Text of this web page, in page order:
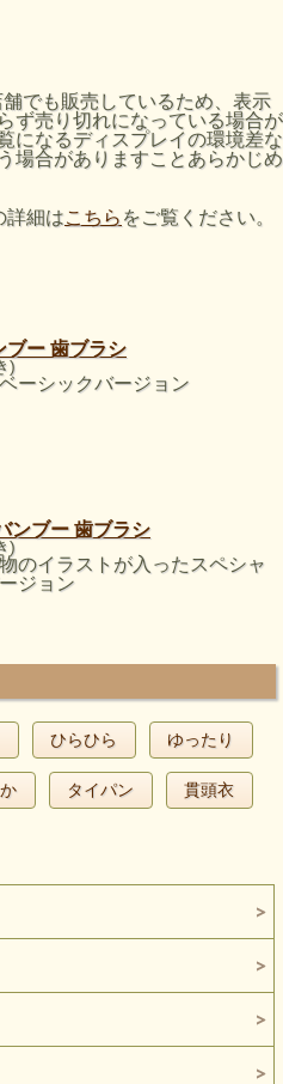
でも販売しているため、表示
ず売り切れになっている場合が
になるディスプレイの環境差な
場合がありますことあらかじめ
詳細はこちら をご覧ください。
ブー 歯ブラシ
)
ーシックバージョン
ンブー 歯ブラシ
)
のイラストが入ったスペシャ
ジョン
ひらひら ゆったり
タイパン 貫頭衣